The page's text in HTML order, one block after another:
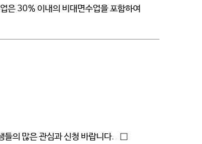
은 30% 이내의 비대면수업을 포함하여
들의 많은 관심과 신청 바랍니다. □